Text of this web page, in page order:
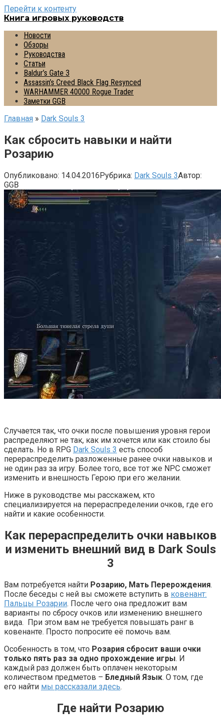
Перейти к контенту
Книга игровых руководств
Новости
Обзоры
Руководства
Статьи
Baldur’s Gate 3
Assassin’s Creed Black Flag Resynced
WARHAMMER 40000 Rogue Trader
Заметки GGB
Главная » Dark Souls 3
Как сбросить навыки и найти
Розарию
Опубликовано: 14.04.2016Рубрика: Dark Souls 3Автор:
GGB
Случается так, что очки после повышения уровня герои
распределяют не так, как им хочется или как стоило бы
сделать. Но в RPG Dark Souls 3 есть способ
перераспределить разложенные ранее очки навыков и
не один раз за игру. Более того, все тот же NPC сможет
изменить и внешность Герою при его желании.
Ниже в руководстве мы расскажем, кто
специализируется на перераспределении очков, где его
найти и какие особенности.
Как перераспределить очки навыков
и изменить внешний вид в Dark Souls
3
Вам потребуется найти Розарию, Мать Перерождения.
После беседы с ней вы сможете вступить в ковенант:
Пальцы Розарии. После чего она предложит вам
варианты по сбросу очков или изменению внешнего
вида. При этом вам не требуется повышать ранг в
ковенанте. Просто попросите её помочь вам.
Особенность в том, что Розария сбросит ваши очки
только пять раз за одно прохождение игры. И
каждый раз должен быть оплачен некоторым
количеством предметов – Бледный Язык. О том, где
его найти мы рассказали здесь.
Где найти Розарию